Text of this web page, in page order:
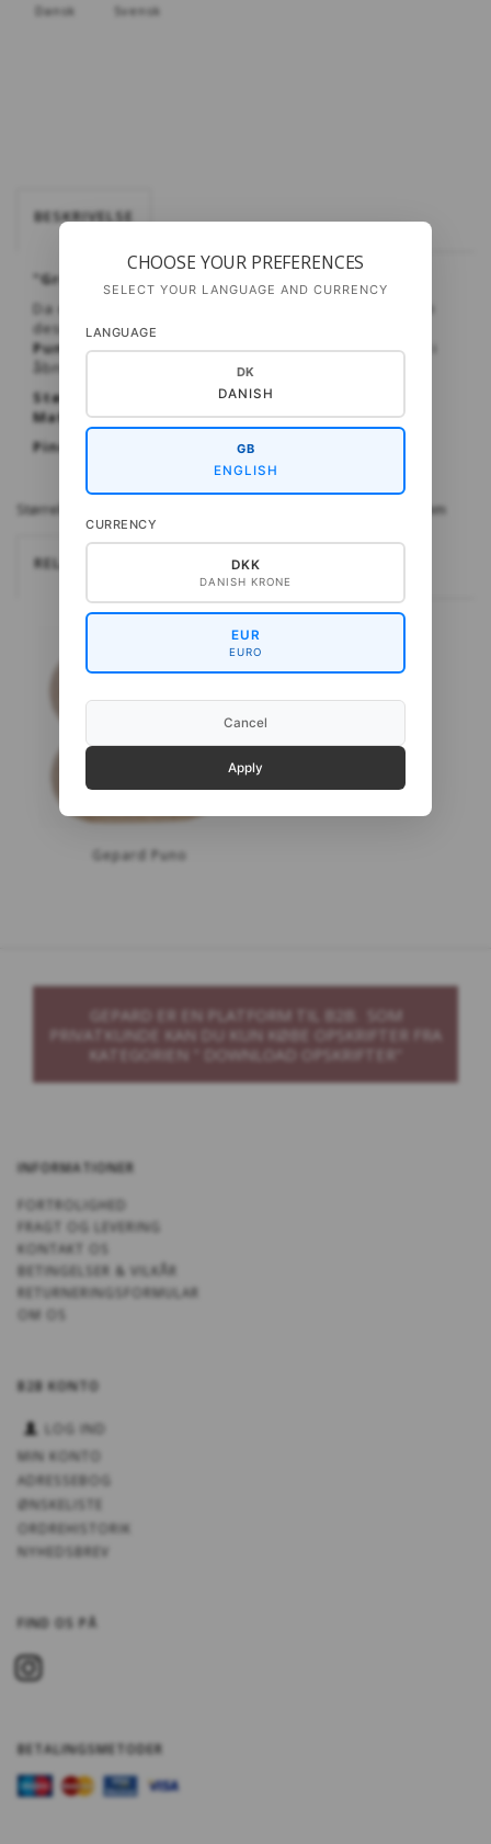
Dansk Svensk
BESKRIVELSE
"Grace"
Da denne model har været meget efterspurgt, har vi
designet en i den superbløde, varme babyalpaca
Puno
. Med en lille tanke tilbage på 50´ernes divaer i
åbne biler...
Størrelser: One size
Materialer: Puno fra Gepard
Pinde: 6 + 8 mm
Størrelser: One size Materialer: Puno fra Gepard Pinde: 6 + 8 mm
RELATEREDE
Gepard Puno
GEPARD ER EN PLATFORM TIL B2B. SOM
PRIVATKUNDE KAN DU KUN KØBE OPSKRIFTER FRA
KATEGORIEN " DOWNLOAD OPSKRIFTER"
INFORMATIONER
FORTROLIGHED
FRAGT OG LEVERING
KONTAKT OS
BETINGELSER & VILKÅR
RETURNERINGSFORMULAR
OM OS
B2B KONTO
LOG IND
MIN KONTO
ADRESSEBOG
ØNSKELISTE
ORDREHISTORIK
NYHEDSBREV
FIND OS PÅ
BETALINGSMETODER
CHOOSE YOUR PREFERENCES
SELECT YOUR LANGUAGE AND CURRENCY
LANGUAGE
DK
DANISH
GB
ENGLISH
CURRENCY
DKK
DANISH KRONE
EUR
EURO
Cancel
Apply